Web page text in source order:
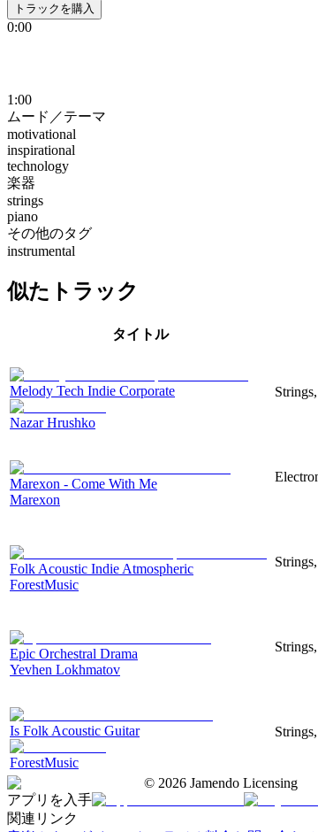
トラックを購入
0:00
1:00
ムード／テーマ
motivational
inspirational
technology
楽器
strings
piano
その他のタグ
instrumental
似たトラック
タイトル
Melody Tech Indie Corporate
Nazar Hrushko
Marexon - Come With Me
Marexon
Folk Acoustic Indie Atmospheric
ForestMusic
Epic Orchestral Drama
Yevhen Lokhmatov
Is Folk Acoustic Guitar
ForestMusic
© 2026 Jamendo Licensing
アプリを入手
関連リンク